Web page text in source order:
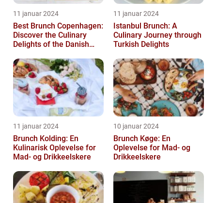
11 januar 2024
Best Brunch Copenhagen:
Discover the Culinary
Delights of the Danish
11 januar 2024
Istanbul Brunch: A
Culinary Journey through
Turkish Delights
11 januar 2024
Brunch Kolding: En
Kulinarisk Oplevelse for
Mad- og Drikkeelskere
10 januar 2024
Brunch Køge: En
Oplevelse for Mad- og
Drikkeelskere